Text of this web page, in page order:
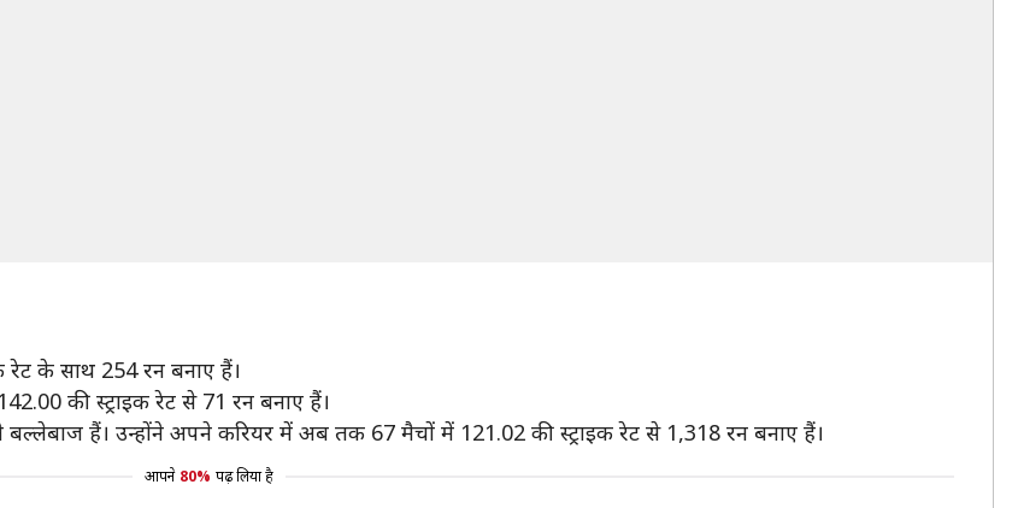
के साथ 254 रन बनाए हैं।
की स्ट्राइक रेट से 71 रन बनाए हैं।
बल्लेबाज हैं। उन्होंने अपने करियर में अब तक 67 मैचों में 121.02 की स्ट्राइक रेट से 1,318 रन बनाए हैं।
आपने 80% पढ़ लिया है